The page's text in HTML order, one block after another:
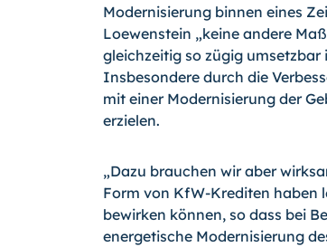
Modernisierung binnen eines
Loewenstein „keine andere
gleichzeitig so zügig umsetzbar
Insbesondere durch die
mit einer Modernisierung der
erzielen.
„Dazu brauchen wir aber
Form von KfW-Krediten haben
bewirken können, so dass bei
energetische Modernisierung